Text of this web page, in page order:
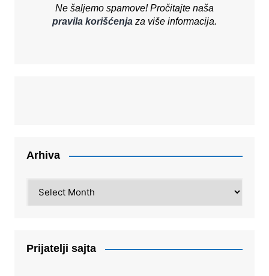
Ne šaljemo spamove! Pročitajte naša
pravila korišćenjaza više informacija.
Arhiva
Prijatelji sajta